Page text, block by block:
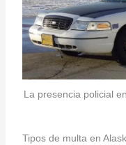
La presencia policial
Tipos de multa en